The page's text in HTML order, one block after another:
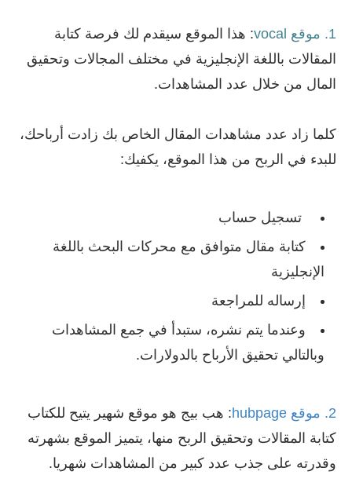
1. موقع vocal
: هذا الموقع سيقدم لك فرصة كتابة
المقالات باللغة الإنجليزية في مختلف المجالات وتحقيق
المال من خلال عدد المشاهدات.
كلما زاد عدد مشاهدات المقال الخاص بك زادت أرباحك،
للبدء في الربح من هذا الموقع، يكفيك:
تسجيل حساب
كتابة مقال متوافق مع محركات البحث باللغة
الإنجليزية
إرساله للمراجعة
وعندما يتم نشره، ستبدأ في جمع المشاهدات
وبالتالي تحقيق الأرباح بالدولارات.
2. موقع hubpage
: هب بيج هو موقع شهير يتيح للكتاب
كتابة المقالات وتحقيق الربح منها، يتميز الموقع بشهرته
وقدرته على جذب عدد كبير من المشاهدات شهريا.